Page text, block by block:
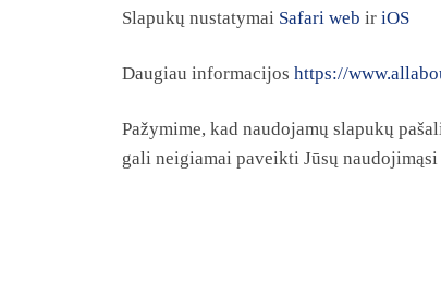
Slapukų nustatymai Safari web ir iOS
Daugiau informacijos https://
Pažymime, kad naudojamų slapukų
gali neigiamai paveikti Jūsų